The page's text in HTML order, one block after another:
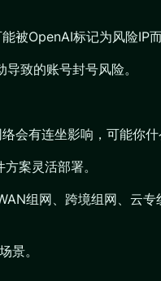
被OpenAI标记为风险IP而
致的账号封号风险。
会有连坐影响，可能你什
案灵活部署。
组网、跨境组网、云
景。